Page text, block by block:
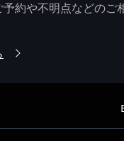
予約や不明点などのご